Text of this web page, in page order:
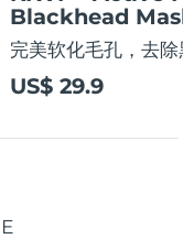
Blackhead
完美软化毛孔，去
US$ 29.9